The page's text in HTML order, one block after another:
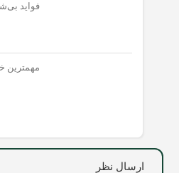
فواید
مهمترین
ارسال نظر